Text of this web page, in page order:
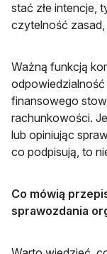
stać złe intencje,
czytelność
Ważną funkcją
finansowego
rachunkowości.
lub opiniując
co podpisują, to
Co mówią
sprawozdania